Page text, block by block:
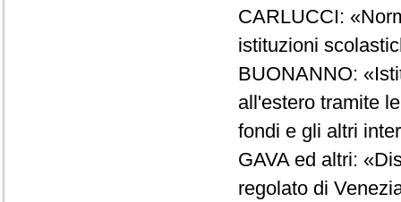
CARLUCCI:
istituzioni
BUONANNO:
all'estero tramite
fondi e gli altri
GAVA ed altri:
regolato di